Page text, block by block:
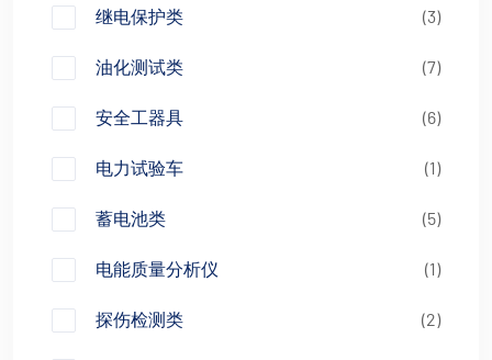
继电保护类 (3)
油化测试类 (7)
安全工器具 (6)
电力试验车 (1)
蓄电池类 (5)
电能质量分析仪 (1)
探伤检测类 (2)